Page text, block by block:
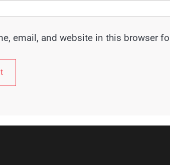
email, and website in this browser